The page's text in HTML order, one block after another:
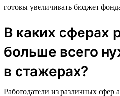
готовы увеличивать бюджет
В каких сферах
больше всего
в стажерах?
Работодатели из различных сфер